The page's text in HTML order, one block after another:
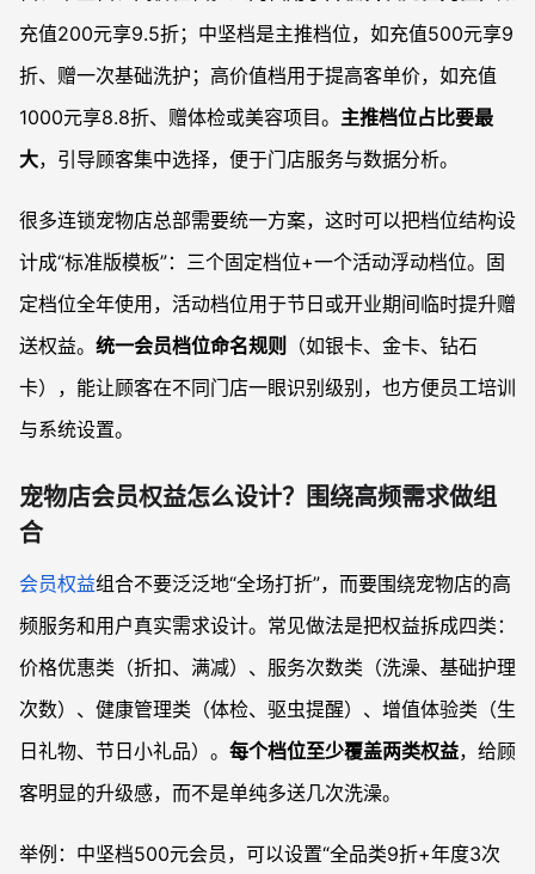
充值200元享9.5折；中坚档是主推档位，如充值500元享9
折、赠一次基础洗护；高价值档用于提高客单价，如充值
1000元享8.8折、赠体检或美容项目。 主推档位占比要最
大，引导顾客集中选择，便于门店服务与数据分析。
很多连锁宠物店总部需要统一方案，这时可以把档位结构设
计成“标准版模板”：三个固定档位+一个活动浮动档位。固
定档位全年使用，活动档位用于节日或开业期间临时提升赠
送权益。 统一会员档位命名规则
（如银卡、金卡、钻石
卡），能让顾客在不同门店一眼识别级别，也方便员工培训
与系统设置。
宠物店会员权益怎么设计？围绕高频需求做组
合
会员权益组合不要泛泛地“全场打折”，而要围绕宠物店的高
频服务和用户真实需求设计。常见做法是把权益拆成四类：
价格优惠类（折扣、满减）、服务次数类（洗澡、基础护理
次数）、健康管理类（体检、驱虫提醒）、增值体验类（生
日礼物、节日小礼品）。 每个档位至少覆盖两类权益，给顾
客明显的升级感，而不是单纯多送几次洗澡。
举例：中坚档500元会员，可以设置“全品类9折+年度3次